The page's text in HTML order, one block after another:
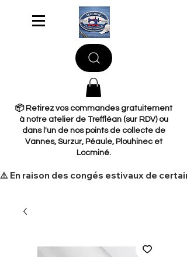
📦 Retirez vos commandes gratuitement
à notre atelier de Treffléan (sur RDV) ou
dans l'un de nos points de collecte de
Vannes, Surzur, Péaule, Plouhinec et
Locminé.
​⚠️ En raison des congés estivaux de